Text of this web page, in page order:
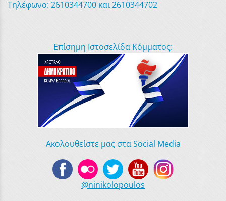
Τηλέφωνο: 2610344700 και 2610344702
Επίσημη Ιστοσελίδα Κόμματος:
Ακολουθείστε μας στα Social Media
@ninikolopoulos